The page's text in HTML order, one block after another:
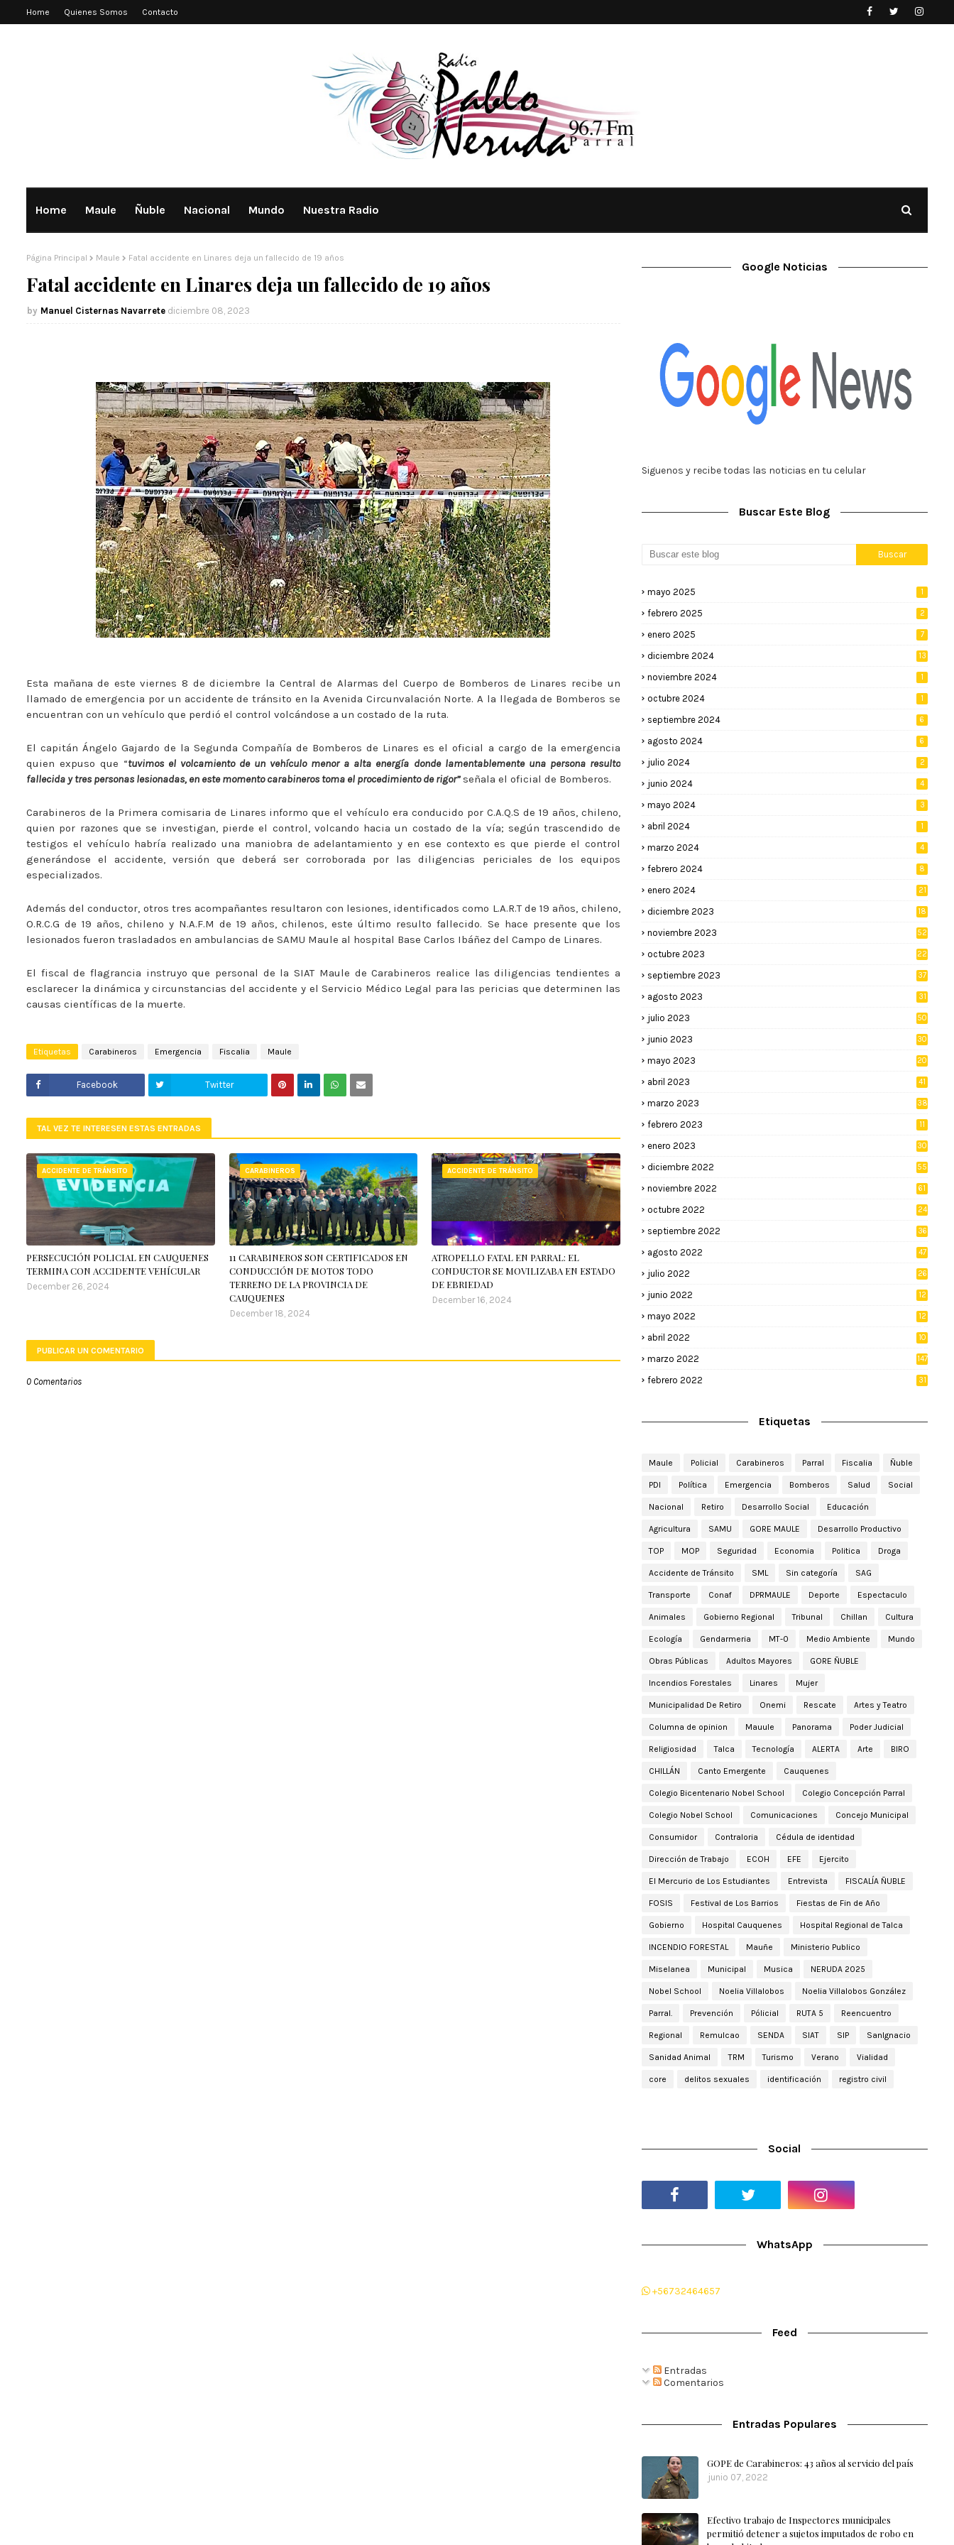
Home Quienes Somos Contacto
Home Maule Ñuble Nacional Mundo Nuestra Radio
Página Principal Maule Fatal accidente en Linares deja un fallecido de 19 años
Fatal accidente en Linares deja un fallecido de 19 años
Manuel Cisternas Navarrete diciembre 08, 2023
Esta mañana de este viernes 8 de diciembre la Central de Alarmas del Cuerpo de Bomberos de Linares recibe un
llamado de emergencia por un accidente de tránsito en la Avenida Circunvalación Norte. A la llegada de Bomberos se
encuentran con un vehículo que perdió el control volcándose a un costado de la ruta.
El capitán Ángelo Gajardo de la Segunda Compañía de Bomberos de Linares es el oficial a cargo de la emergencia
quien expuso que “tuvimos el volcamiento de un vehículo menor a alta energía donde lamentablemente una persona resulto
fallecida y tres personas lesionadas, en este momento carabineros toma el procedimiento de rigor”señala el oficial de Bomberos.
Carabineros de la Primera comisaria de Linares informo que el vehículo era conducido por C.A.Q.S de 19 años, chileno,
quien por razones que se investigan, pierde el control, volcando hacia un costado de la vía; según trascendido de
testigos el vehículo habría realizado una maniobra de adelantamiento y en ese contexto es que pierde el control
generándose el accidente, versión que deberá ser corroborada por las diligencias periciales de los equipos
especializados.
Además del conductor, otros tres acompañantes resultaron con lesiones, identificados como L.A.R.T de 19 años, chileno,
O.R.C.G de 19 años, chileno y N.A.F.M de 19 años, chilenos, este último resulto fallecido. Se hace presente que los
lesionados fueron trasladados en ambulancias de SAMU Maule al hospital Base Carlos Ibáñez del Campo de Linares.
El fiscal de flagrancia instruyo que personal de la SIAT Maule de Carabineros realice las diligencias tendientes a
esclarecer la dinámica y circunstancias del accidente y el Servicio Médico Legal para las pericias que determinen las
causas científicas de la muerte.
Etiquetas Carabineros Emergencia Fiscalia Maule
Facebook Twitter
TAL VEZ TE INTERESEN ESTAS ENTRADAS
ACCIDENTE DE TRÁNSITO
PERSECUCIÓN POLICIAL EN CAUQUENES
TERMINA CON ACCIDENTE VEHÍCULAR
December 26, 2024
CARABINEROS
11 CARABINEROS SON CERTIFICADOS EN
CONDUCCIÓN DE MOTOS TODO
TERRENO DE LA PROVINCIA DE
CAUQUENES
December 18, 2024
ACCIDENTE DE TRÁNSITO
ATROPELLO FATAL EN PARRAL: EL
CONDUCTOR SE MOVILIZABA EN ESTADO
DE EBRIEDAD
December 16, 2024
PUBLICAR UN COMENTARIO
0 Comentarios
Google Noticias
Siguenos y recibe todas las noticias en tu celular
Buscar Este Blog
mayo 2025 1
febrero 2025 2
enero 2025 7
diciembre 2024 13
noviembre 2024 1
octubre 2024 1
septiembre 2024 6
agosto 2024 6
julio 2024 2
junio 2024 4
mayo 2024 3
abril 2024 1
marzo 2024 4
febrero 2024 8
enero 2024 21
diciembre 2023 18
noviembre 2023 52
octubre 2023 22
septiembre 2023 37
agosto 2023 31
julio 2023 50
junio 2023 30
mayo 2023 20
abril 2023 41
marzo 2023 38
febrero 2023 11
enero 2023 30
diciembre 2022 55
noviembre 2022 61
octubre 2022 24
septiembre 2022 36
agosto 2022 47
julio 2022 26
junio 2022
12
mayo 2022
12
abril 2022
10
marzo 2022 147
febrero 2022 31
Etiquetas
Maule Policial Carabineros Parral Fiscalia Ñuble
PDI Política Emergencia Bomberos Salud Social
Nacional Retiro Desarrollo Social Educación
Agricultura SAMU GORE MAULE Desarrollo Productivo
TOP MOP Seguridad Economia Politica Droga
Accidente de Tránsito SML Sin categoría SAG
Transporte Conaf DPRMAULE Deporte Espectaculo
Animales Gobierno Regional Tribunal Chillan Cultura
Ecología Gendarmeria MT-0 Medio Ambiente Mundo
Obras Públicas Adultos Mayores GORE ÑUBLE
Incendios Forestales Linares Mujer
Municipalidad De Retiro Onemi Rescate Artes y Teatro
Columna de opinion Mauule Panorama Poder Judicial
Religiosidad Talca Tecnología ALERTA Arte BIRO
CHILLÁN Canto Emergente Cauquenes
Colegio Bicentenario Nobel School Colegio Concepción Parral
Colegio Nobel School Comunicaciones Concejo Municipal
Consumidor Contraloria Cédula de identidad
Dirección de Trabajo ECOH EFE Ejercito
El Mercurio de Los Estudiantes Entrevista FISCALÍA ÑUBLE
FOSIS Festival de Los Barrios Fiestas de Fin de Año
Gobierno Hospital Cauquenes Hospital Regional de Talca
INCENDIO FORESTAL Mauñe Ministerio Publico
Miselanea Municipal Musica NERUDA 2025
Nobel School Noelia Villalobos Noelia Villalobos González
Parral. Prevención Pólicial RUTA 5 Reencuentro
Regional Remulcao SENDA SIAT SIP SanIgnacio
Sanidad Animal TRM Turismo Verano Vialidad
core delitos sexuales identificación registro civil
Social
WhatsApp
+56732464657
Feed
Entradas
Comentarios
Entradas Populares
GOPE de Carabineros: 43 años al servicio del país
junio 07, 2022
Efectivo trabajo de Inspectores municipales
permitió detener a sujetos imputados de robo en